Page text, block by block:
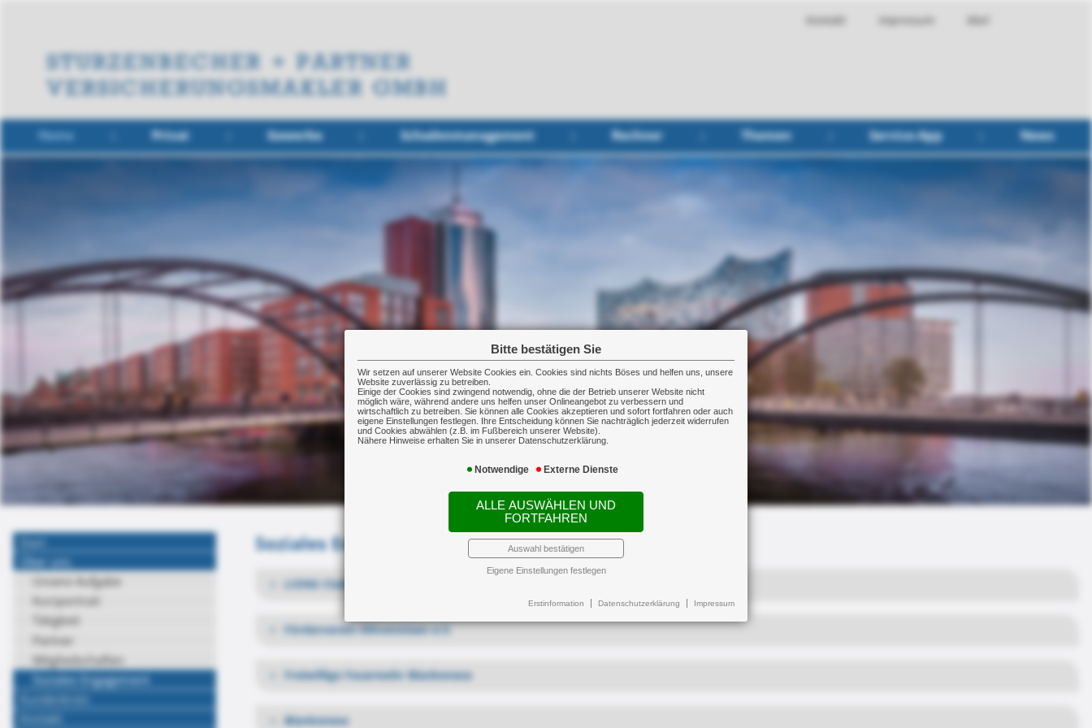
Bitte bestätigen Sie
Wir setzen auf unserer Website Cookies ein. Cookies sind nichts Böses und helfen uns, unsere
Website zuverlässig zu betreiben.
Einige der Cookies sind zwingend notwendig, ohne die der Betrieb unserer Website nicht
möglich wäre, während andere uns helfen unser Onlineangebot zu verbessern und
wirtschaftlich zu betreiben. Sie können alle Cookies akzeptieren und sofort fortfahren oder auch
eigene Einstellungen festlegen. Ihre Entscheidung können Sie nachträglich jederzeit widerrufen
und Cookies abwählen (z.B. im Fußbereich unserer Website).
Nähere Hinweise erhalten Sie in unserer Datenschutzerklärung.
Notwendige Externe Dienste
ALLE AUSWÄHLEN UND
FORTFAHREN
Auswahl bestätigen
Eigene Einstellungen festlegen
Erstinformation Datenschutzerklärung Impressum
Kontakt Impressum Mail
Home Privat Gewerbe Schadenmanagement Rechner Themen Service-App News
Über uns
Unsere Aufgabe
Kurzportrait
Tätigkeit
Partner
Mitgliedschaften
Soziales Engagement
Kundenkreis
Kontakt
Soziales Engagement
LIONS Clubs International - Lions Club Hamburg-Elbufer
Förderverein Klövensteen e.V.
Freiwillige Feuerwehr Blankenese
Blankenese